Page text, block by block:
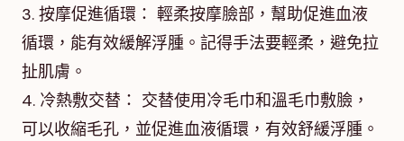
3. 按摩促進循環： 輕柔按摩臉部，幫助促進血液
循環，能有效緩解浮腫。記得手法要輕柔，避免拉
扯肌膚。
4. 冷熱敷交替： 交替使用冷毛巾和溫毛巾敷臉，
可以收縮毛孔，並促進血液循環，有效舒緩浮腫。